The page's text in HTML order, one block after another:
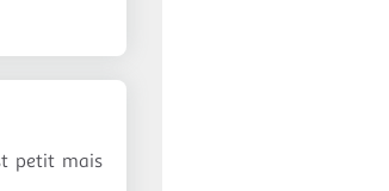
petit mais